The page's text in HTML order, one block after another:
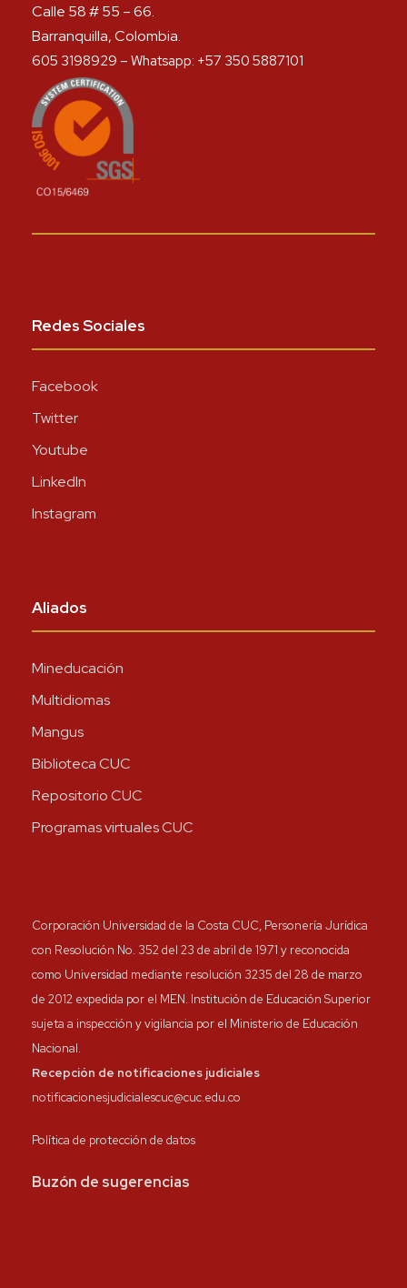
Calle 58 # 55 – 66.
Barranquilla, Colombia.
605 3198929 – Whatsapp: +57 350 5887101
Redes Sociales
Facebook
Twitter
Youtube
LinkedIn
Instagram
Aliados
Mineducación
Multidiomas
Mangus
Biblioteca CUC
Repositorio CUC
Programas virtuales CUC
Corporación Universidad de la Costa CUC, Personería Jurídica
con Resolución No. 352 del 23 de abril de 1971 y reconocida
como Universidad mediante resolución 3235 del 28 de marzo
de 2012 expedida por el MEN. Institución de Educación Superior
sujeta a inspección y vigilancia por el Ministerio de Educación
Nacional.
Recepción de notificaciones judiciales
notificacionesjudicialescuc@cuc.edu.co
Política de protección de datos
Buzón de sugerencias